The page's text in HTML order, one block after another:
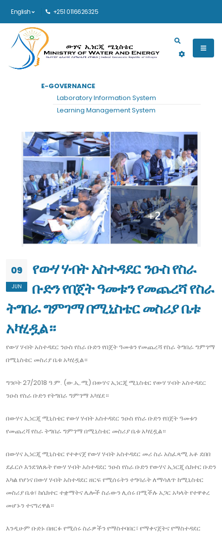
English +251 0116626325
Main navigation
E-GOVERNANCE
Laboratory Information System
Learning Management System
09
JUN
የውሃ ሃብት አስተዳደር ንዑስ የስራ
ቡድን የበጀት ዓመቱን የመጨረሻ የስራ
ትግበራ ግምገማ በሚኒስቴር መስሪያ ቤቱ
አካሂዷል።
የውሃ ሃብት አስተዳደር ንዑስ የስራ ቡድን የበጀት ዓመቱን የመጨረሻ የስራ ትግበራ ግምገማ
በሚኒስቴር መስሪያ ቤቱ አካሂዷል።
ግንቦት 27/2018 ዓ.ም. (ው.ኢ.ሚ) በውሃና ኢነርጂ ሚኒስቴር የውሃ ሃብት አስተዳደር
ንዑስ የስራ ቡድን የትግበራ ግምገማ አካሄደ።
በውሃና ኢነርጂ ሚኒስቴር የውሃ ሃብት አስተዳደር ንዑስ የስራ ቡድን የበጀት ዓመቱን
የመጨረሻ የስራ ትግበራ ግምገማ በሚኒስቴር መስሪያ ቤቱ አካሂዷል።
በውሃና ኢነርጂ ሚኒስቴር የተቀናጀ የውሃ ሃብት አስተዳደር መሪ ስራ አስፈጻሚ አቶ ደበበ
ደፈርሶ እንደገለጹት የውሃ ሃብት አስተዳደር ንዑስ የስራ ቡድን የውሃና ኢነርጂ ሴክተር ቡድን
አካል የሆነና በውሃ ሃብት አስተዳደር ዘርፍ የሚሰሩትን ተግባራት ለማሳለጥ ከሚኒስቴር
መስሪያ ቤቱ፣ ከሴክተር ተቋማትና ሌሎች ስራውን ሊሰሩ በሚችሉ አጋር አካላት የተዋቀረ
መሆኑን ተናግረዋል።
እንዲሁም ቡድኑ በዘርፉ የሚሰሩ ስራዎችን የማስተባበር፣ የማቀናጀትና የማስተዳደር